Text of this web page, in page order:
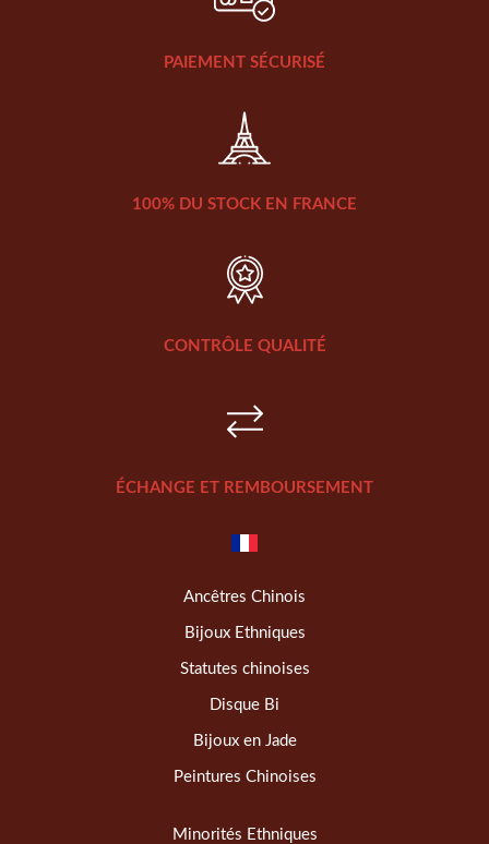
PAIEMENT SÉCURISÉ
100% DU STOCK EN FRANCE
CONTRÔLE QUALITÉ
ÉCHANGE ET REMBOURSEMENT
Ancêtres Chinois
Bijoux Ethniques
Statutes chinoises
Disque Bi
Bijoux en Jade
Peintures Chinoises
Minorités Ethniques